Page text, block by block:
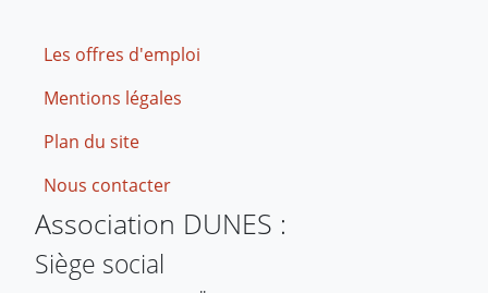
Footer
Les offres d'emploi
Mentions légales
Plan du site
Nous contacter
Association DUNES :
Siège social